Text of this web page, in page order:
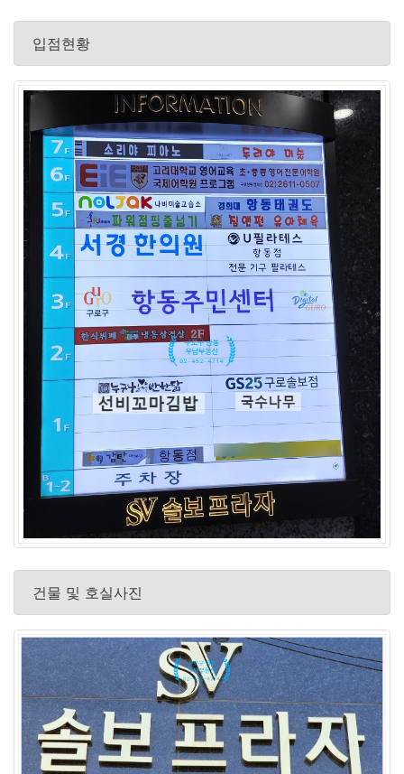
입점현황
건물 및 호실사진